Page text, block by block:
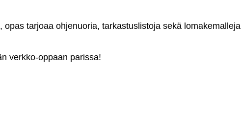
opas tarjoaa ohjenuoria, tarkastuslistoja sekä lomakemalleja
verkko-oppaan parissa!